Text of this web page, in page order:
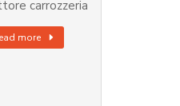
carrozzeria
more